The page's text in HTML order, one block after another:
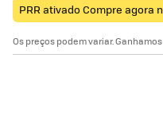
PRR ativado Compre agora
Os preços podem variar.